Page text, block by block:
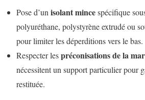
Pose d’un isolant mincespécifique
polyuréthane, polystyrène extrudé ou
pour limiter les déperditions vers le bas.
Respecter lespréconisations de la
nécessitent un support particulier pour
restituée.